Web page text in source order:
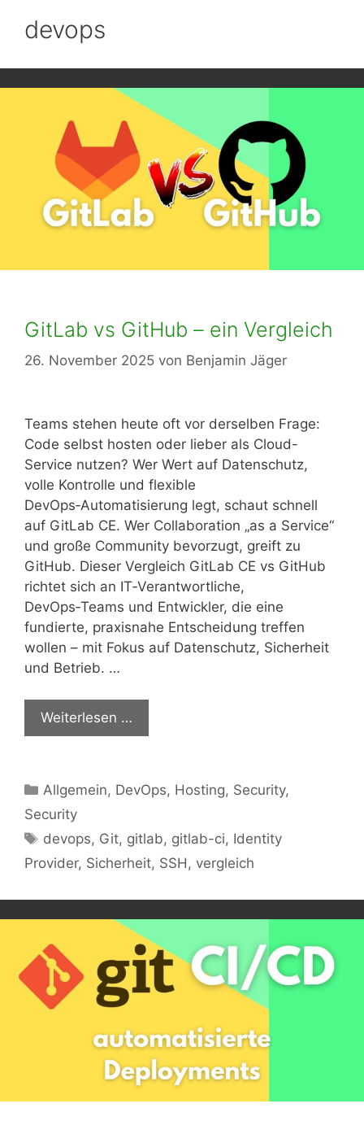
devops
GitLab vs GitHub – ein Vergleich
26. November 2025 von Benjamin Jäger
Teams stehen heute oft vor derselben Frage:
Code selbst hosten oder lieber als Cloud-
Service nutzen? Wer Wert auf Datenschutz,
volle Kontrolle und flexible
DevOps‑Automatisierung legt, schaut schnell
auf GitLab CE. Wer Collaboration „as a Service“
und große Community bevorzugt, greift zu
GitHub. Dieser Vergleich GitLab CE vs GitHub
richtet sich an IT‑Verantwortliche,
DevOps‑Teams und Entwickler, die eine
fundierte, praxisnahe Entscheidung treffen
wollen – mit Fokus auf Datenschutz, Sicherheit
und Betrieb. …
Weiterlesen …
Kategorien
Allgemein, DevOps, Hosting, Security,
Security
Schlagwörter
devops, Git, gitlab, gitlab-ci, Identity
Provider, Sicherheit, SSH , vergleich